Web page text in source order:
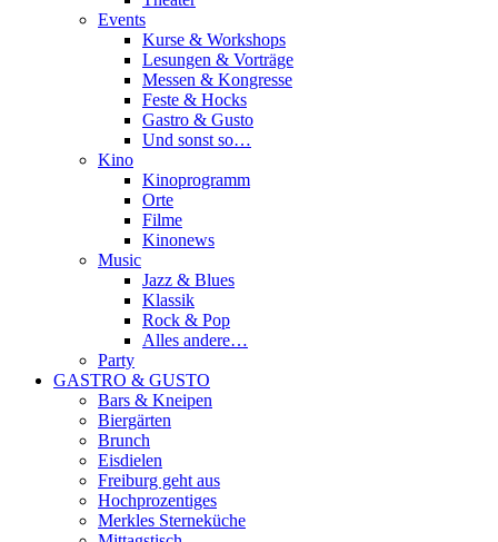
Events
Kurse & Workshops
Lesungen & Vorträge
Messen & Kongresse
Feste & Hocks
Gastro & Gusto
Und sonst so…
Kino
Kinoprogramm
Orte
Filme
Kinonews
Music
Jazz & Blues
Klassik
Rock & Pop
Alles andere…
Party
GASTRO & GUSTO
Bars & Kneipen
Biergärten
Brunch
Eisdielen
Freiburg geht aus
Hochprozentiges
Merkles Sterneküche